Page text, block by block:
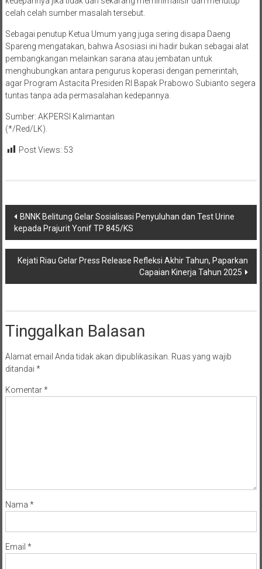
Spareng mengatakan, bahwa Asosiasi ini hadir bukan sebagai alat
pembangkangan melainkan sarana atau jembatan untuk
menghubungkan antara pengurus koperasi dengan pemerintah,
agar Program Astacita Presiden RI Bapak Prabowo Subianto segera
tuntas tanpa ada permasalahan kedepannya.
(*/Red/LK).
Navigasi
pos
BNNK Belitung Gelar Sosialisasi Penyuluhan dan Test Urine
kepada Prajurit Yonif TP 845/KS
Kejati Riau Gelar Press Release Refleksi Akhir Tahun, Paparkan
Capaian Kinerja Tahun 2025
ditandai*
Nama*
Email*